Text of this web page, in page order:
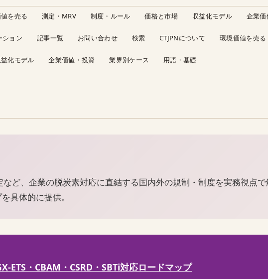
を売る 測定・MRV 制度・ルール 価格と市場 収益化モデル 企業
ション 記事一覧 お問い合わせ 検索 CTJPNについて 環境価値を売る
益化モデル 企業価値・投資 業界別ケース 用語・基礎
など、企業の脱炭素対応に直結する国内外の規制・制度を実務視点
具体的に提供。
ETS・CBAM・CSRD・SBTi対応ロードマップ